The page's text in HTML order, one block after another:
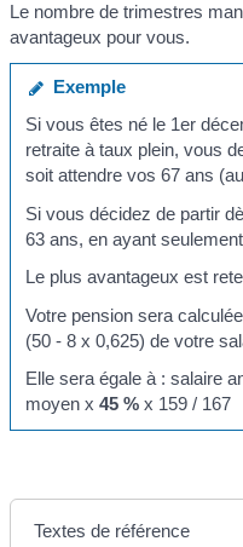
Le nombre de trimestres
avantageux pour vous.
Exemple
Si vous êtes né le 1er
retraite à taux plein, vous
soit attendre vos 67 ans
Si vous décidez de partir
63 ans, en ayant
Le plus avantageux est
Votre pension sera
(50 - 8 x 0,625) de votre
Elle sera égale à : salaire
moyen x 45 %x 159 / 167
Textes de référence